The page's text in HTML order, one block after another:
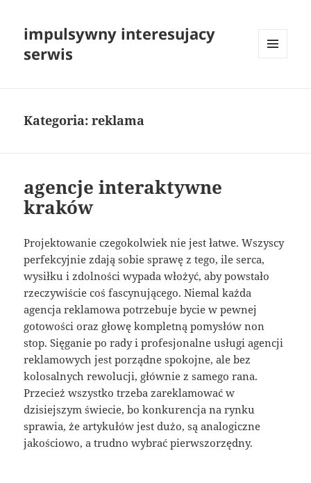
impulsywny interesujacy
serwis
Kategoria:reklama
agencje interaktywne
kraków
Projektowanie czegokolwiek nie jest łatwe. Wszyscy
perfekcyjnie zdają sobie sprawę z tego, ile serca,
wysiłku i zdolności wypada włożyć, aby powstało
rzeczywiście coś fascynującego. Niemal każda
agencja reklamowa potrzebuje bycie w pewnej
gotowości oraz głowę kompletną pomysłów non
stop. Sięganie po rady i profesjonalne usługi agencji
reklamowych jest porządne spokojne, ale bez
kolosalnych rewolucji, głównie z samego rana.
Przecież wszystko trzeba zareklamować w
dzisiejszym świecie, bo konkurencja na rynku
sprawia, że artykułów jest dużo, są analogiczne
jakościowo, a trudno wybrać pierwszorzędny.